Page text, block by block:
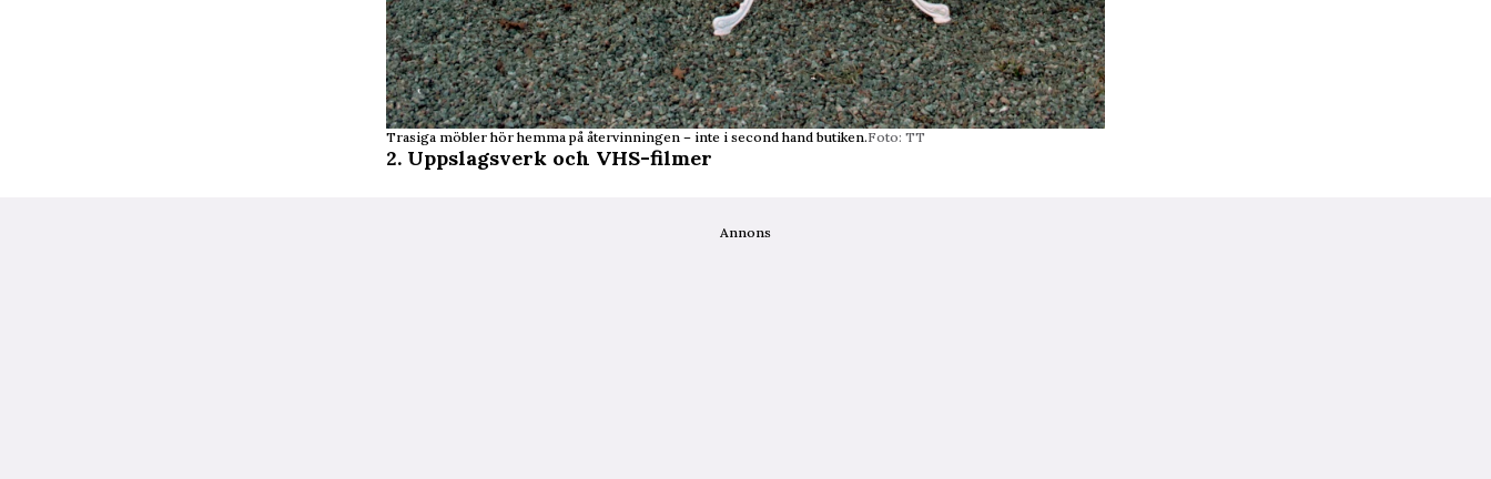
Trasiga möbler hör hemma på återvinningen – inte i second hand butiken.Foto: TT
2. Uppslagsverk och VHS-filmer
Annons